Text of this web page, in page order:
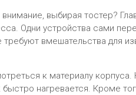
выбирая тостер?
Одни устройства сами
требуют вмешательства для
к материалу
быстро нагревается. Кроме